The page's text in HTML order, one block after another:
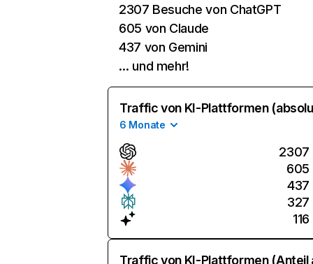
2307 Besuche von ChatGPT
605 von Claude
437 von Gemini
… und mehr!
Traffic von KI-Plattformen
6 Monate
2307
605
437
327
116
Traffic von KI-Plattformen (Anteil